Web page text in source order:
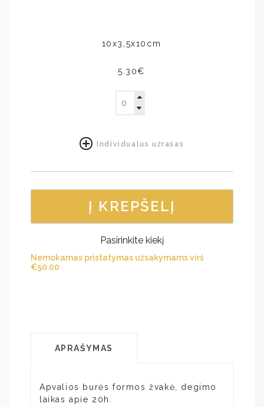
10x3,5x10cm
5.30€
Individualus užrašas
Į KREPŠELĮ
Nemokamas pristatymas užsakymams virš
€50.00
Pasirinkite kiekį
APRAŠYMAS
Apvalios burės formos žvakė, degimo
laikas apie 20h.